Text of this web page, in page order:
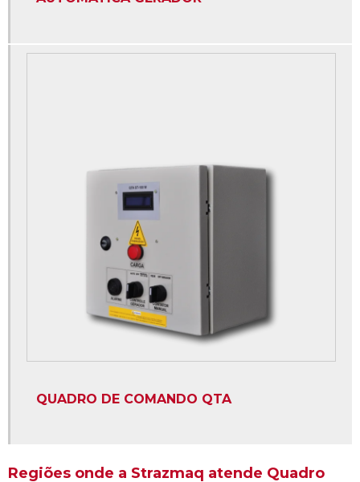
Montagem de quadro de comandos elétricos
Montagem de quadro elétrico trifásico industrial
Montagem de quadro elétrico industrial
Montagem quadro elétrico residencial
Painel com disjuntores
Painel de disjuntores residencial
QUADRO DE COMANDO QTA
Regiões onde a Strazmaq atende Quadro